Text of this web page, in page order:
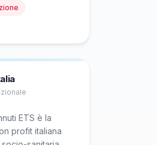
di eccellenza su
3.100 progetti
internazionale.
come TIGEM e
geniche e
dei pazienti.
ETS è la
profit italiana